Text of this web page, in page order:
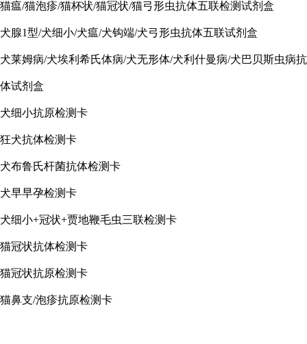
猫瘟/猫泡疹/猫杯状/猫冠状/猫弓形虫抗体五联检测试剂盒
犬腺1型/犬细小/犬瘟/犬钩端/犬弓形虫抗体五联试剂盒
犬莱姆病/犬埃利希氏体病/犬无形体/犬利什曼病/犬巴贝斯虫病抗
体试剂盒
犬细小抗原检测卡
狂犬抗体检测卡
犬布鲁氏杆菌抗体检测卡
犬早早孕检测卡
犬细小+冠状+贾地鞭毛虫三联检测卡
猫冠状抗体检测卡
猫冠状抗原检测卡
猫鼻支/泡疹抗原检测卡